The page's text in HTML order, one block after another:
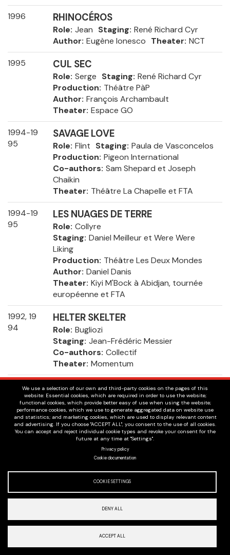
1996 RHINOCÉROS
Role Jean Staging René Richard Cyr
Author Eugène Ionesco Theater NCT
1995 CUL SEC
Role Serge Staging René Richard Cyr
Production Théâtre PàP
Author François Archambault
Theater Espace GO
1994-19
95
SAVAGE LOVE
Role Flint Staging Paula de Vasconcelos
Production Pigeon International
Co-authors Sam Shepard et Joseph
Chaikin
Theater Théâtre La Chapelle et FTA
1994-19
95
LES NUAGES DE TERRE
Role Collyre
Staging Daniel Meilleur et Were Were
Liking
Production Théâtre Les Deux Mondes
Author Daniel Danis
Theater Kiyi M'Bock à Abidjan, tournée
européenne et FTA
1992, 19
94
HELTER SKELTER
Role Bugliozi
Staging Jean-Frédéric Messier
Co-authors Collectif
Theater Momentum
1993 DU SANG SUR LE COU DU CHAT
Role Le policier
Staging Paula de Vasconcelos
Author Reiner Werner Fassbinder
Theater Teatro Niccolini, Florence, Italie
LES COMÉDIES BARBARES
Jean Asselin
Author Ramon del Valle-Inclan
1993 CALIGULA
Lepidus Staging
Author Albert Camus
We use a selection of our own and third-party cookies on the pages of this
website: Essential cookies, which are required in order to use the website;
functional cookies, which provide better easy of use when using the website;
performance cookies, which we use to generate aggregated data on website use
and statistics; and marketing cookies, which are used to display relevant content
and advertising. If you choose "ACCEPT ALL", you consent to the use of all cookies.
You can accept and reject individual cookie types and revoke your consent for the
future at any time at "Settings".
Privacy policy
Cookie documentation
COOKIE SETTINGS
DENY ALL
ACCEPT ALL